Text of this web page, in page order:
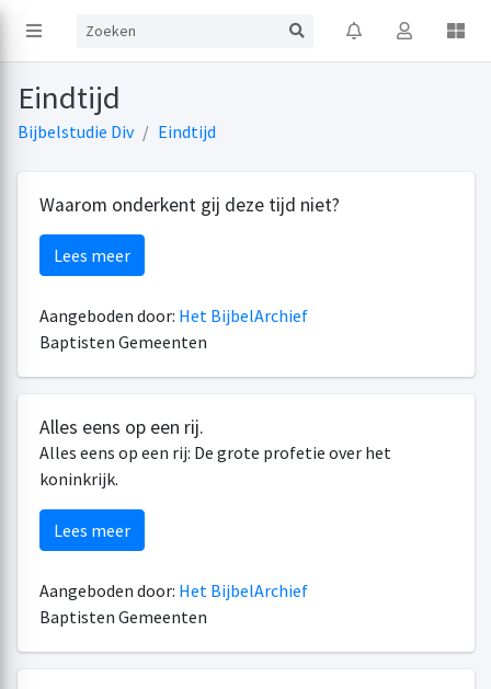
Eindtijd
Bijbelstudie Div Eindtijd
Waarom onderkent gij deze tijd niet?
Lees meer
Aangeboden door: Het BijbelArchief
Baptisten Gemeenten
Alles eens op een rij.
Alles eens op een rij: De grote profetie over het
koninkrijk.
Lees meer
Aangeboden door: Het BijbelArchief
Baptisten Gemeenten